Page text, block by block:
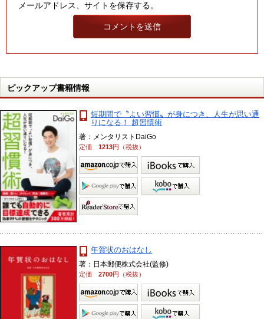
メールアドレス、サイトを保存する。
ピックアップ書籍情報
短期間で〝よい習慣〟が身につき、人生が思い通
りになる！ 超習慣術
著：メンタリストDaiGo
定価1213円（税抜）
年賀状のおはなし
著：日本郵便株式会社(監修)
定価2700円（税抜）